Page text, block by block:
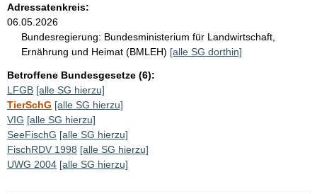
Adressatenkreis:
06.05.2026
Bundesregierung: Bundesministerium für Landwirtschaft,
Ernährung und Heimat (BMLEH) [alle SG dorthin]
Betroffene Bundesgesetze (6):
LFGB [alle SG hierzu]
TierSchG [alle SG hierzu]
VIG [alle SG hierzu]
SeeFischG [alle SG hierzu]
FischRDV 1998 [alle SG hierzu]
UWG 2004 [alle SG hierzu]